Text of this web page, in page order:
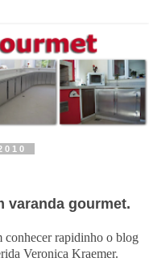
varanda gourmet.
conhecer rapidinho o blog
Veronica Kraemer.